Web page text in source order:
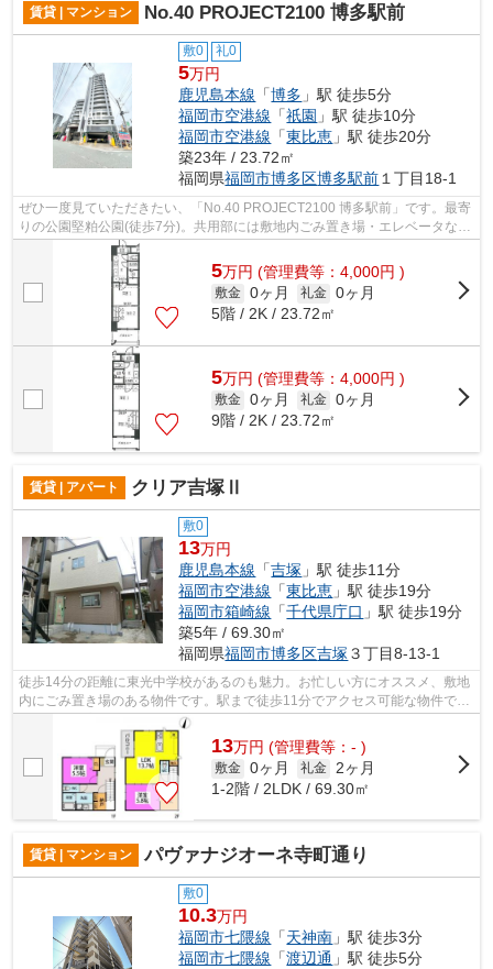
賃貸 | マンション No.40 PROJECT2100 博多駅前
敷0 礼0
5万円
鹿児島本線 「博多 」駅 徒歩5分
福岡市空港線 「祇園 」駅 徒歩10分
福岡市空港線 「東比恵 」駅 徒歩20分
築23年 / 23.72㎡
福岡県福岡市博多区博多駅前 １丁目18-1
ぜひ一度見ていただきたい、「No.40 PROJECT2100 博多駅前」です。最寄
りの公園堅粕公園(徒歩7分)。共用部には敷地内ごみ置き場・エレベータなど
が揃っております。こちらは初期費用を...
5万円 (管理費等：4,000円 )
敷金 0ヶ月 礼金 0ヶ月
5階 / 2K / 23.72㎡
5万円 (管理費等：4,000円 )
敷金 0ヶ月 礼金 0ヶ月
9階 / 2K / 23.72㎡
賃貸 | アパート クリア吉塚Ⅱ
敷0
13万円
鹿児島本線 「吉塚 」駅 徒歩11分
福岡市空港線 「東比恵 」駅 徒歩19分
福岡市箱崎線 「千代県庁口 」駅 徒歩19分
築5年 / 69.30㎡
福岡県福岡市博多区吉塚 ３丁目8-13-1
徒歩14分の距離に東光中学校があるのも魅力。お忙しい方にオススメ、敷地
内にごみ置き場のある物件です。駅まで徒歩11分でアクセス可能な物件で
す。賃料は高いですが、その分設備は充...
13万円 (管理費等：- )
敷金 0ヶ月 礼金
2ヶ月
1-2階 / 2LDK / 69.30㎡
賃貸 | マンション パヴァナジオーネ寺町通り
敷0
10.3万円
福岡市七隈線 「天神南 」駅 徒歩3分
福岡市七隈線 「渡辺通 」駅 徒歩5分